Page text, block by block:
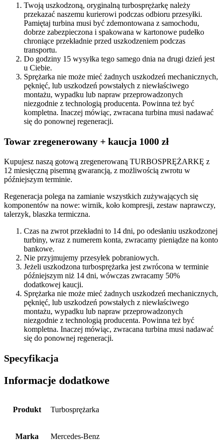
Twoją uszkodzoną, oryginalną turbosprężarkę należy
przekazać naszemu kurierowi podczas odbioru przesyłki.
Pamiętaj turbina musi być zdemontowana z samochodu,
dobrze zabezpieczona i spakowana w kartonowe pudełko
chroniące przekładnie przed uszkodzeniem podczas
transportu.
Do godziny 15 wysyłka tego samego dnia na drugi dzień jest
u Ciebie.
Sprężarka nie może mieć żadnych uszkodzeń mechanicznych,
pęknięć, lub uszkodzeń powstałych z niewłaściwego
montażu, wypadku lub napraw przeprowadzonych
niezgodnie z technologią producenta. Powinna też być
kompletna. Inaczej mówiąc, zwracana turbina musi nadawać
się do ponownej regeneracji.
Towar zregenerowany + kaucja 1000 zł
Kupujesz naszą gotową zregenerowaną TURBOSPRĘŻARKĘ z
12 miesięczną pisemną gwarancją, z możliwością zwrotu w
późniejszym terminie.
Regeneracja polega na zamianie wszystkich zużywających się
komponentów na nowe: wirnik, koło kompresji, zestaw naprawczy,
talerzyk, blaszka termiczna.
Czas na zwrot przekładni to 14 dni, po odesłaniu uszkodzonej
turbiny, wraz z numerem konta, zwracamy pieniądze na konto
bankowe.
Nie przyjmujemy przesyłek pobraniowych.
Jeżeli uszkodzona turbosprężarka jest zwrócona w terminie
późniejszym niż 14 dni, wówczas zwracamy 50%
dodatkowej kaucji.
Sprężarka nie może mieć żadnych uszkodzeń mechanicznych,
pęknięć, lub uszkodzeń powstałych z niewłaściwego
montażu, wypadku lub napraw przeprowadzonych
niezgodnie z technologią producenta. Powinna też być
kompletna. Inaczej mówiąc, zwracana turbina musi nadawać
się do ponownej regeneracji.
Specyfikacja
Informacje dodatkowe
Produkt Turbosprężarka
Marka Mercedes-Benz